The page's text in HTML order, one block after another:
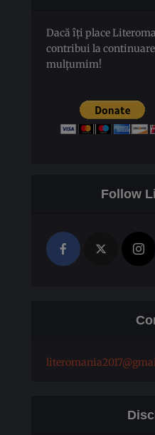
Dacă îți place
contribui la
mulțumim!
Follow